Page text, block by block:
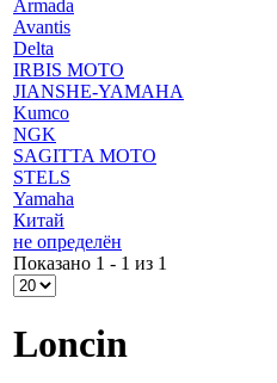
Armada
Avantis
Delta
IRBIS MOTO
JIANSHE-YAMAHA
Kumco
NGK
SAGITTA MOTO
STELS
Yamaha
Китай
не определён
Показано 1 - 1 из 1
Loncin